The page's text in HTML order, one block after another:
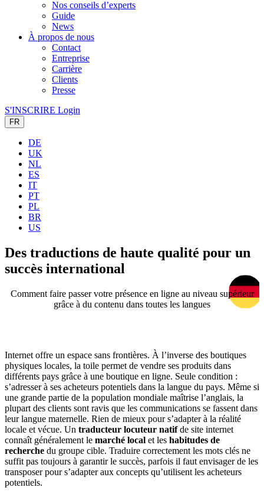
Nos conseils d’experts
Guide
News
À propos de nous
Contact
Entreprise
Carrière
Clients
Presse
S'INSCRIRE Login
FR
DE
UK
NL
ES
IT
PT
PL
BR
US
Des traductions de haute qualité pour un
succès international
Comment faire passer votre présence en ligne au niveau supérieur
grâce à du contenu dans toutes les langues
Internet offre un espace sans frontières. À l’inverse des boutiques
physiques locales, la toile permet de vendre ses produits dans
différents pays grâce à une boutique en ligne. Seule condition :
s’adresser à ses acheteurs potentiels dans la langue du pays. Même si
une grande partie de la population mondiale maîtrise l’anglais, la
plupart des clients sont ravis que les communications se fassent dans
leur langue maternelle. Rien de mieux pour s’adapter à la réalité
locale et vécue. Un traducteur locuteur natifde site internet
connaît généralement le marché local et les habitudes de
recherche du groupe cible. Traduire correctement les mots clés ne
suffit pas toujours à garantir le succès, parfois il faut envisager de les
transposer pour s’adapter aux concepts qu’utilisent les acheteurs
potentiels.